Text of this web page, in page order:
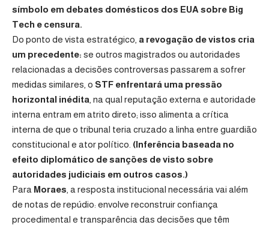
símbolo em debates domésticos dos EUA sobre Big
Tech e censura.
Do ponto de vista estratégico, a revogação de vistos cria
um precedente: se outros magistrados ou autoridades
relacionadas a decisões controversas passarem a sofrer
medidas similares, o STF enfrentará uma pressão
horizontal inédita , na qual reputação externa e autoridade
interna entram em atrito direto; isso alimenta a crítica
interna de que o tribunal teria cruzado a linha entre guardião
constitucional e ator político. (Inferência baseada no
efeito diplomático de sanções de visto sobre
autoridades judiciais em outros casos.)
Para Moraes , a resposta institucional necessária vai além
de notas de repúdio: envolve reconstruir confiança
procedimental e transparência das decisões que têm